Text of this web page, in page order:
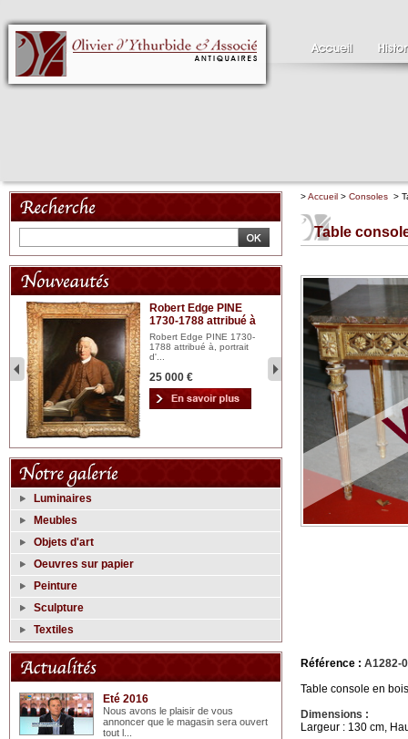
Robert Edge PINE
1730-1788 attribué à
Robert Edge PINE 1730-
1788 attribué à, portrait
d'...
25 000 €
Luminaires
Meubles
Objets d'art
Oeuvres sur papier
Peinture
Sculpture
Textiles
Eté 2016
Nous avons le plaisir de vous
annoncer que le magasin sera ouvert
tout l...
>Accueil > Consoles >
Table
Référence : A1282-
Table console en
Dimensions :
Largeur : 130 cm,